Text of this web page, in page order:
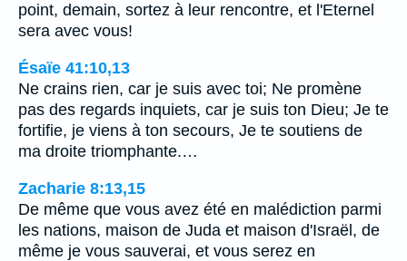
point, demain, sortez à leur rencontre, et l'Eternel
sera avec vous!
Ésaïe 41:10,13
Ne crains rien, car je suis avec toi; Ne promène
pas des regards inquiets, car je suis ton Dieu; Je te
fortifie, je viens à ton secours, Je te soutiens de
ma droite triomphante.…
Zacharie 8:13,15
De même que vous avez été en malédiction parmi
les nations, maison de Juda et maison d'Israël, de
même je vous sauverai, et vous serez en